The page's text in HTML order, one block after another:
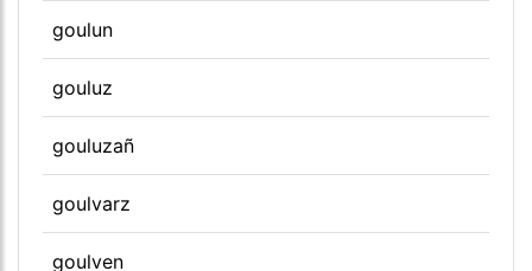
goulun
gouluz
gouluzañ
goulvarz
goulven